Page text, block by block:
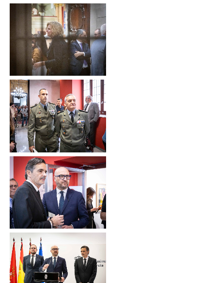
Sin leyenda
Sin leyenda
Sin leyenda
Sin leyenda